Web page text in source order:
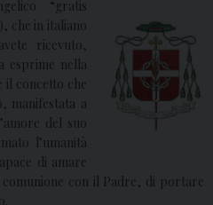
“gratis
che in italiano
ricevuto,
esprime nella
il concetto che
manifestata a
del suo
l’umanità
di amare
con il Padre, di portare